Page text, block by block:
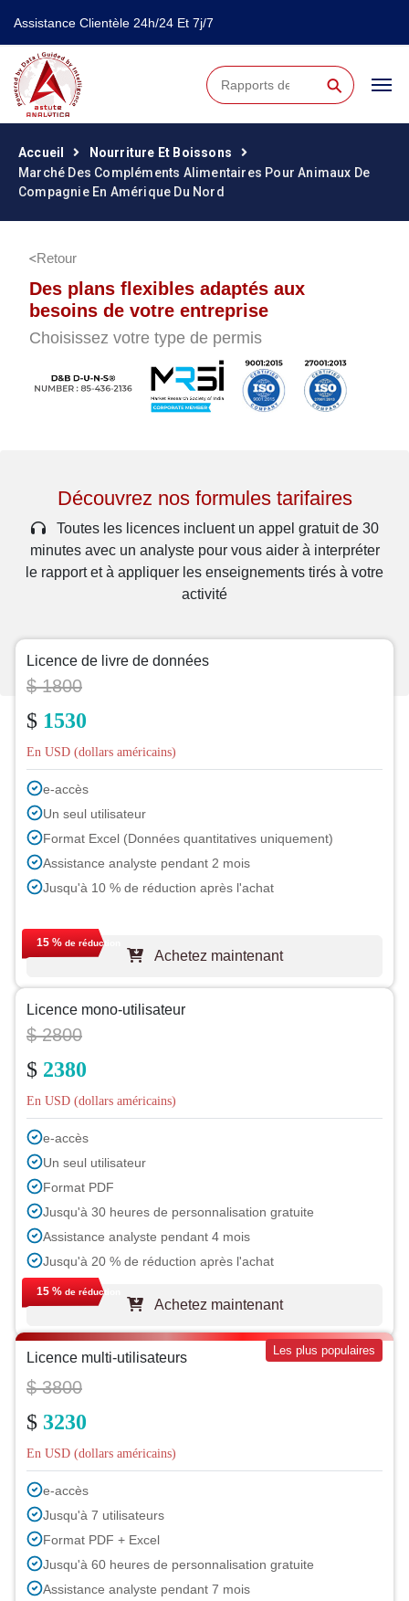
Assistance Clientèle 24h/24 Et 7j/7
⚲
Accueil
Nourriture Et Boissons
Marché Des Compléments Alimentaires Pour Animaux De
Compagnie En Amérique Du Nord
Retour
Des plans flexibles adaptés aux
besoins de votre entreprise
Choisissez votre type de permis
Découvrez nos formules tarifaires
Toutes les licences incluent un appel gratuit de 30
minutes avec un analyste pour vous aider à interpréter
le rapport et à appliquer les enseignements tirés à votre
activité
Licence de livre de données
$ 1800
$ 1530
En USD (dollars américains)
e-accès
Un seul utilisateur
Format Excel (Données quantitatives uniquement)
Assistance analyste pendant 2 mois
Jusqu'à 10 % de réduction après l'achat
15 % de réduction
Achetez maintenant
Licence mono-utilisateur
$ 2800
$ 2380
En USD (dollars américains)
e-accès
Un seul utilisateur
Format PDF
Jusqu'à 30 heures de personnalisation gratuite
Assistance analyste pendant 4 mois
Jusqu'à 20 % de réduction après l'achat
15 % de réduction
Achetez maintenant
Licence multi-utilisateurs Les plus populaires
$ 3800
$ 3230
En USD (dollars américains)
e-accès
Jusqu'à 7 utilisateurs
Format PDF + Excel
Jusqu'à 60 heures de personnalisation gratuite
Assistance analyste pendant 7 mois